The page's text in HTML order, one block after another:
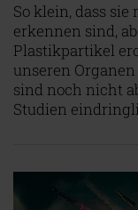
So klein, dass
erkennen sind,
Plastikpartikel
unseren
sind noch nicht
Studien